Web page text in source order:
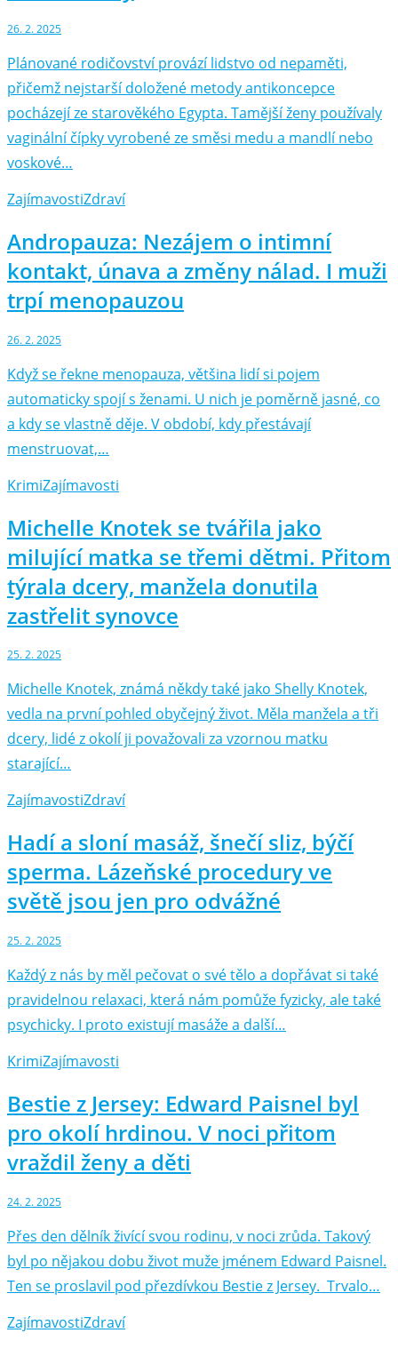
26. 2. 2025
Plánované rodičovství provází lidstvo od nepaměti,
přičemž nejstarší doložené metody antikoncepce
pocházejí ze starověkého Egypta. Tamější ženy používaly
vaginální čípky vyrobené ze směsi medu a mandlí nebo
voskové…
ZajímavostiZdraví
Andropauza: Nezájem o intimní
kontakt, únava a změny nálad. I muži
trpí menopauzou
26. 2. 2025
Když se řekne menopauza, většina lidí si pojem
automaticky spojí s ženami. U nich je poměrně jasné, co
a kdy se vlastně děje. V období, kdy přestávají
menstruovat,…
KrimiZajímavosti
Michelle Knotek se tvářila jako
milující matka se třemi dětmi. Přitom
týrala dcery, manžela donutila
zastřelit synovce
25. 2. 2025
Michelle Knotek, známá někdy také jako Shelly Knotek,
vedla na první pohled obyčejný život. Měla manžela a tři
dcery, lidé z okolí ji považovali za vzornou matku
starající…
ZajímavostiZdraví
Hadí a sloní masáž, šnečí sliz, býčí
sperma. Lázeňské procedury ve
světě jsou jen pro odvážné
25. 2. 2025
Každý z nás by měl pečovat o své tělo a dopřávat si také
pravidelnou relaxaci, která nám pomůže fyzicky, ale také
psychicky. I proto existují masáže a další…
KrimiZajímavosti
Bestie z Jersey: Edward Paisnel byl
pro okolí hrdinou. V noci přitom
vraždil ženy a děti
24. 2. 2025
Přes den dělník živící svou rodinu, v noci zrůda. Takový
byl po nějakou dobu život muže jménem Edward Paisnel.
Ten se proslavil pod přezdívkou Bestie z Jersey. Trvalo…
ZajímavostiZdraví